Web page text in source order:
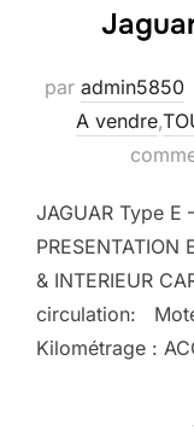
par admin5850
A vendre,
JAGUAR Type E
PRESENTATION
& INTERIEUR
circulation:
Kilométrage :